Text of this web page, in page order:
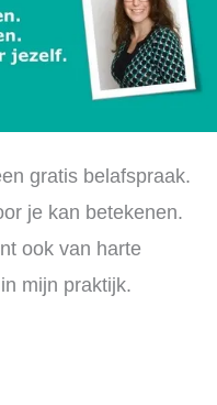
gratis belafspraak.
je kan betekenen.
ook van harte
mijn praktijk.